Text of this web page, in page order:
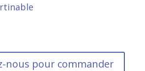
nous pour commander